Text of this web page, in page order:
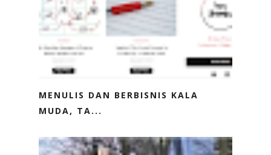
MENULIS DAN BERBISNIS KALA
MUDA, TA...